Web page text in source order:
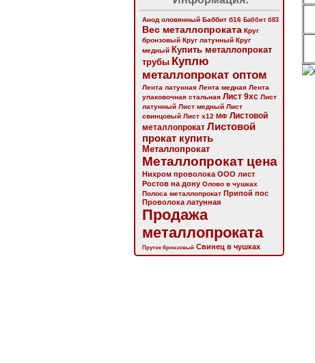
Анод оловянный Баббит б16 Баббит б83
Вес металлопроката Круг
бронзовый Круг латунный Круг
медный Купить металлопрокат
трубы Куплю
металлопрокат оптом
Лента латунная Лента медная Лента
упаковочная стальная Лист 9хс Лист
латунный Лист медный Лист
свинцовый Лист х12 МФ Листовой
металлопрокат Листовой
прокат купить
Металлопрокат
Металлопрокат цена
Нихром проволока ООО лист
Ростов на дону Олово в чушках
Полоса металлопрокат Припой пос
Проволока латунная
Продажа
металлопроката
Пруток бронзовый Свинец в чушках